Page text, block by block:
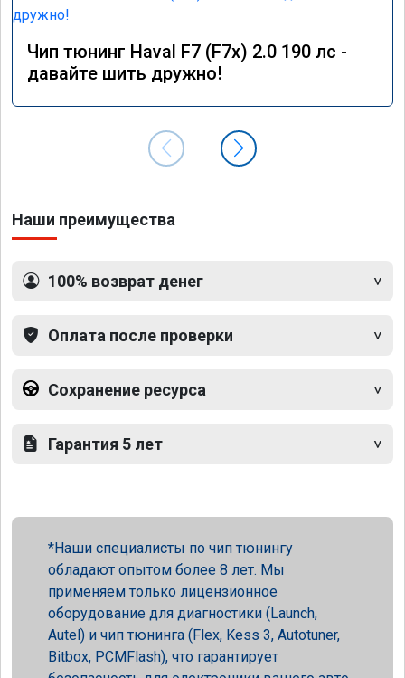
Чип тюнинг Haval F7 (F7x) 2.0 190 лс -
давайте шить дружно!
Наши преимущества
100% возврат денег
Оплата после проверки
Сохранение ресурса
Гарантия 5 лет
Наши специалисты по чип тюнингу
обладают опытом более 8 лет. Мы
применяем только лицензионное
оборудование для диагностики (Launch,
Autel) и чип тюнинга (Flex, Kess 3, Autotuner,
Bitbox, PCMFlash), что гарантирует